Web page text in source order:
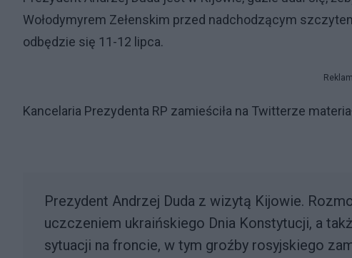
Wołodymyrem Zełenskim przed nadchodzącym
odbędzie się 11-12 lipca.
Kancelaria Prezydenta RP zamieściła na Twitterze
Prezydent Andrzej Duda z wizytą Kijowie.
uczczeniem ukraińskiego Dnia Konstytucji, a
sytuacji na froncie, w tym groźby rosyjskiego